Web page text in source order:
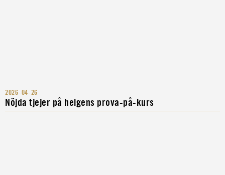
2026-04-26
Nöjda tjejer på helgens prova-på-kurs